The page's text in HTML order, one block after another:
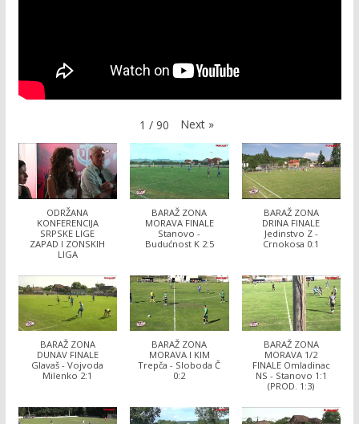
1 / 90 Next »
ODRŽANA
KONFERENCIJA
SRPSKE LIGE
ZAPAD I ZONSKIH
LIGA
BARAŽ ZONA
MORAVA FINALE
Stanovo -
Budućnost K 2:5
BARAŽ ZONA
DRINA FINALE
Jedinstvo Z -
Crnokosa 0:1
BARAŽ ZONA
DUNAV FINALE
Glavaš - Vojvoda
Milenko 2:1
BARAŽ ZONA
MORAVA I KIM
Trepča - Sloboda Č
0:2
BARAŽ ZONA
MORAVA 1/2
FINALE Omladinac
NS - Stanovo 1:1
(PROD. 1:3)